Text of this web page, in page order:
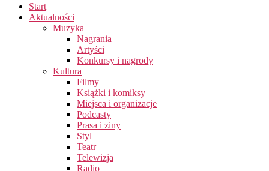
Start
Aktualności
Muzyka
Nagrania
Artyści
Konkursy i nagrody
Kultura
Filmy
Książki i komiksy
Miejsca i organizacje
Podcasty
Prasa i ziny
Styl
Teatr
Telewizja
Radio